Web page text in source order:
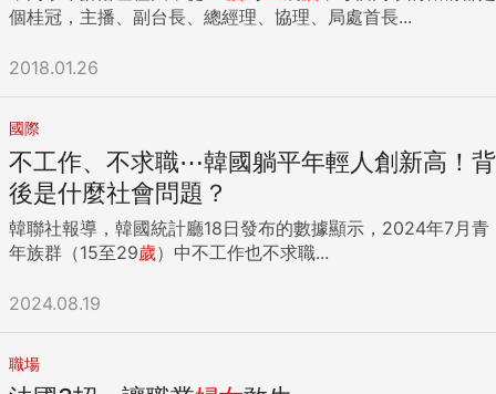
個桂冠，主播、副台長、總經理、協理、局處首長...
2018.01.26
國際
不工作、不求職⋯韓國躺平年輕人創新高！背
後是什麼社會問題？
韓聯社報導，韓國統計廳18日發布的數據顯示，2024年7月青
年族群（15至29歲）中不工作也不求職...
2024.08.19
職場